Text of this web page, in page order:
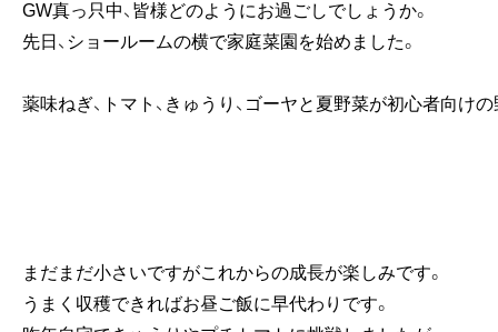
GW真っ只中、皆様どのようにお過ごしでしょうか。
先日、ショールームの横で家庭菜園を始めました。
薬味ねぎ、トマト、きゅうり、ゴーヤと夏野菜が初心者向けの
まだまだ小さいですがこれからの成長が楽しみです。
うまく収穫できればお昼ご飯に早代わりです。